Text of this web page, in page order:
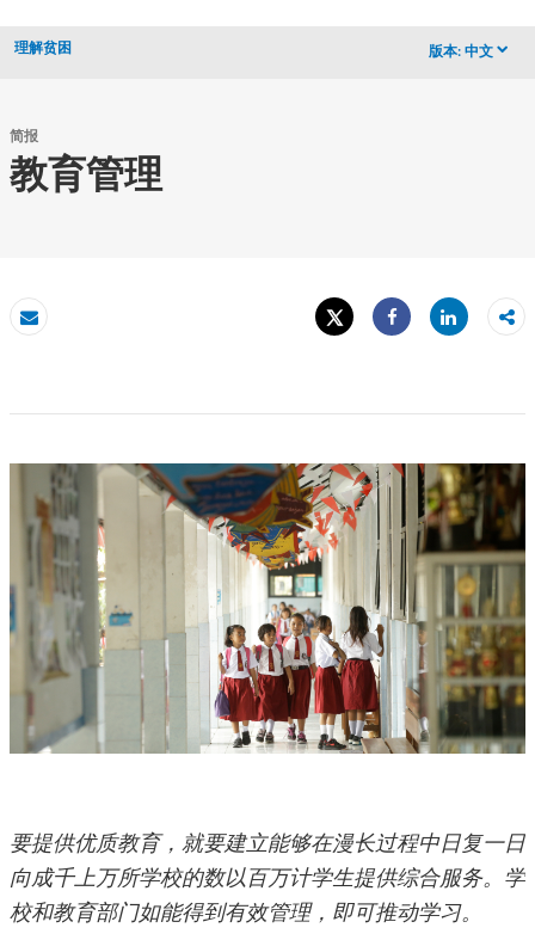
理解贫困 版本:中文 dropdown
简报
教育管理
发送电子邮件
Tweet
Share
Share
要提供优质教育，就要建立能够在漫长过程中日复一日
向成千上万所学校的数以百万计学生提供综合服务。学
校和教育部门如能得到有效管理，即可推动学习。